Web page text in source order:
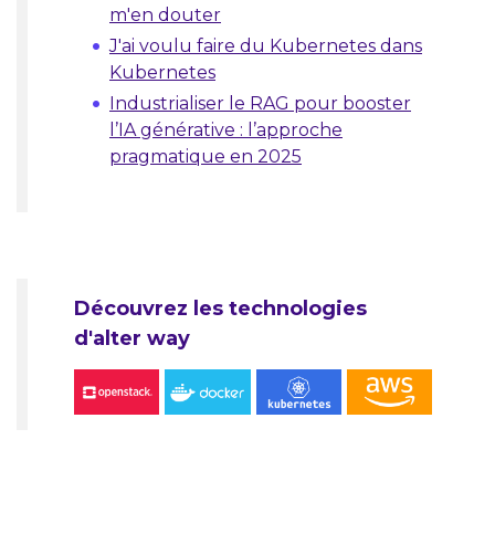
m'en douter
J'ai voulu faire du Kubernetes dans
Kubernetes
Industrialiser le RAG pour booster
l’IA générative : l’approche
pragmatique en 2025
Découvrez les technologies
d'alter way